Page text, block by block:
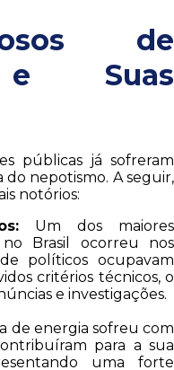
de
e Suas
públicas já sofreram
do nepotismo. A seguir,
notórios:
Um dos maiores
Brasil ocorreu nos
políticos ocupavam
critérios técnicos, o
e investigações.
de energia sofreu com
para a sua
uma forte